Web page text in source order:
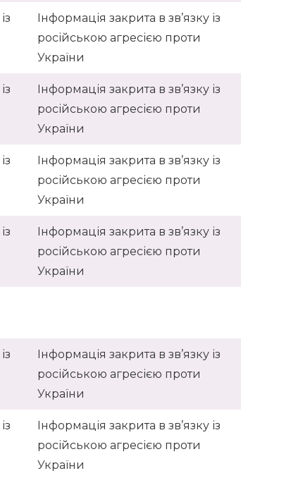
Інформація закрита в зв’язку із
російською агресією проти
України
Інформація закрита в зв’язку із
російською агресією проти
України
Інформація закрита в зв’язку із
російською агресією проти
України
Інформація закрита в зв’язку із
російською агресією проти
України
Інформація закрита в зв’язку із
російською агресією проти
України
Інформація закрита в зв’язку із
російською агресією проти
України